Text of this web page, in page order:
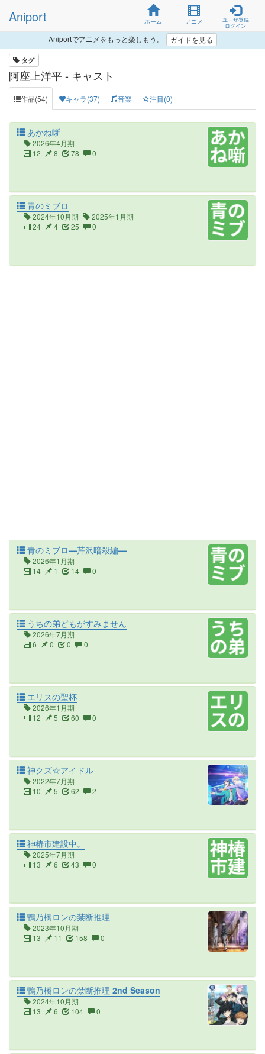
Aniport ホーム アニメ
ユーザ登録
ログイン
Aniportでアニメをもっと楽しもう。 ガイドを見る
タグ
阿座上洋平 - キャスト
作品(54) キャラ(37) 音楽 注目(0)
あかね噺
2026年4月期
12
8 78 0
青のミブロ
2024年10月期
2025年1月期
24
4 25 0
青のミブロ—芹沢暗殺編—
2026年1月期
14
1 14 0
うちの弟どもがすみません
2026年7月期
6
0 0 0
エリスの聖杯
2026年1月期
12
5 60 0
神クズ☆アイドル
2022年7月期
10
5 62 2
神椿市建設中。
2025年7月期
13
6 43 0
鴨乃橋ロンの禁断推理
2023年10月期
13
11 158 0
鴨乃橋ロンの禁断推理 2nd Season
2024年10月期
13
6 104 0